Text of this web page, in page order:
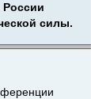
России
силы.